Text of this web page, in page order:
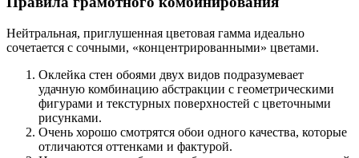
Нейтральная, приглушенная цветовая гамма идеально
сочетается с сочными, «концентрированными» цветами.
Оклейка стен обоями двух видов подразумевает
удачную комбинацию абстракции с геометрическими
фигурами и текстурных поверхностей с цветочными
рисунками.
Очень хорошо смотрятся обои одного качества, которые
отличаются оттенками и фактурой.